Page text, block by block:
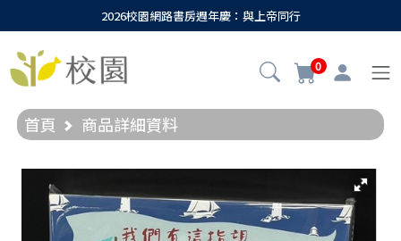
2026校園網路書房週年慶：與上帝同行
0
首頁 商品詳細資料